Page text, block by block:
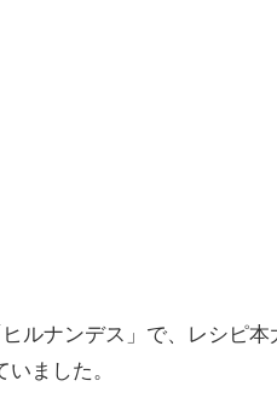
ルナンデス」で、レシピ
ました。